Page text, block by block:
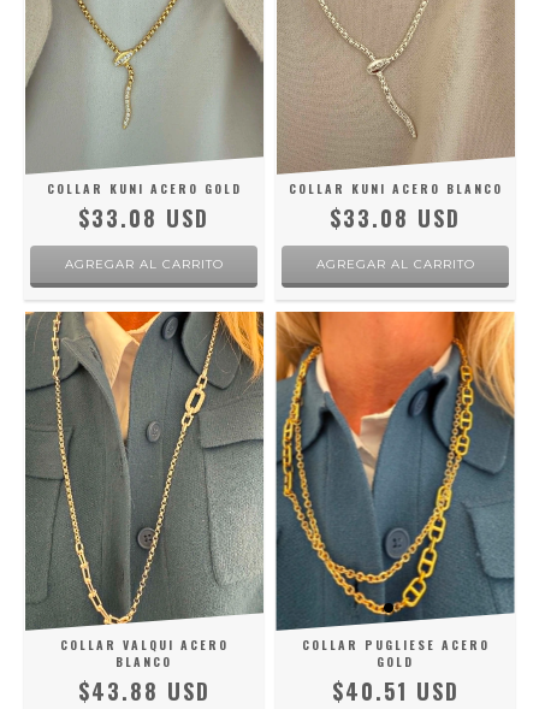
COLLAR KUNI ACERO GOLD
$33.08 USD
COLLAR KUNI ACERO BLANCO
$33.08 USD
COLLAR VALQUI ACERO
BLANCO
$43.88 USD
COLLAR PUGLIESE ACERO
GOLD
$40.51 USD